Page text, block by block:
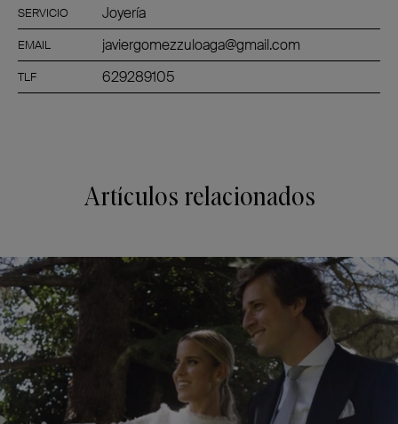
SERVICIO Joyería
EMAIL javiergomezzuloaga@gmail.com
TLF 629289105
Artículos relacionados